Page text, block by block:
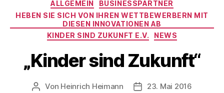
ALLGEMEIN
BUSINESSPARTNER
HEBEN SIE SICH VON IHREN WETTBEWERBERN MIT
DIESEN INNOVATIONEN AB
KINDER SIND ZUKUNFT E.V.
NEWS
„Kinder sind Zukunft“
Beitragsautor
Von Heinrich Heimann Veröffentlichungsdatum
23. Mai 2016